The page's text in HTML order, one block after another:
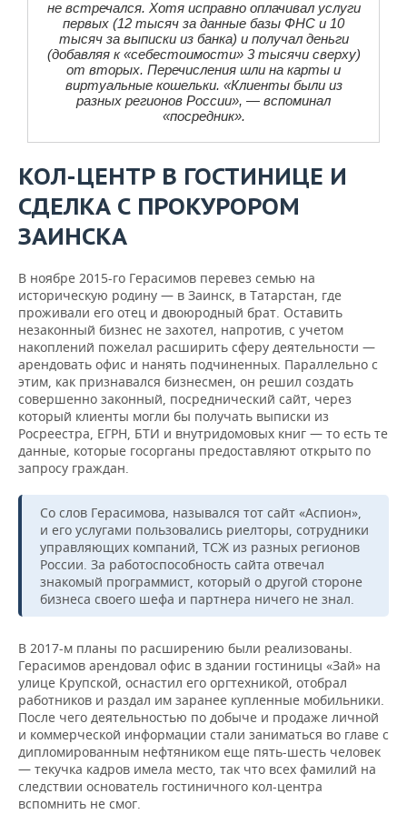
не встречался. Хотя исправно оплачивал услуги
первых (12 тысяч за данные базы ФНС и 10
тысяч за выписки из банка) и получал деньги
(добавляя к «себестоимости» 3 тысячи сверху)
от вторых. Перечисления шли на карты и
виртуальные кошельки. «Клиенты были из
разных регионов России», — вспоминал
«посредник».
КОЛ-ЦЕНТР В ГОСТИНИЦЕ И
СДЕЛКА С ПРОКУРОРОМ
ЗАИНСКА
В ноябре 2015-го Герасимов перевез семью на
историческую родину — в Заинск, в Татарстан, где
проживали его отец и двоюродный брат. Оставить
незаконный бизнес не захотел, напротив, с учетом
накоплений пожелал расширить сферу деятельности —
арендовать офис и нанять подчиненных. Параллельно с
этим, как признавался бизнесмен, он решил создать
совершенно законный, посреднический сайт, через
который клиенты могли бы получать выписки из
Росреестра, ЕГРН, БТИ и внутридомовых книг — то есть те
данные, которые госорганы предоставляют открыто по
запросу граждан.
Со слов Герасимова, назывался тот сайт «Аспион»,
и его услугами пользовались риелторы, сотрудники
управляющих компаний, ТСЖ из разных регионов
России. За работоспособность сайта отвечал
знакомый программист, который о другой стороне
бизнеса своего шефа и партнера ничего не знал.
В 2017-м планы по расширению были реализованы.
Герасимов арендовал офис в здании гостиницы «Зай» на
улице Крупской, оснастил его оргтехникой, отобрал
работников и раздал им заранее купленные мобильники.
После чего деятельностью по добыче и продаже личной
и коммерческой информации стали заниматься во главе с
дипломированным нефтяником еще пять-шесть человек
— текучка кадров имела место, так что всех фамилий на
следствии основатель гостиничного кол-центра
вспомнить не смог.